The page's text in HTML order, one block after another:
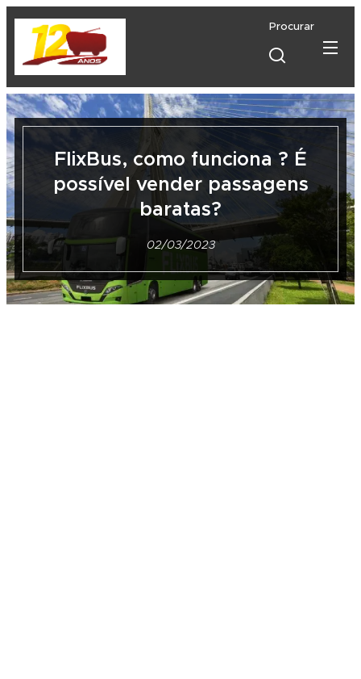
Procurar
FlixBus, como funciona ? É
possível vender passagens
baratas?
02/03/2023